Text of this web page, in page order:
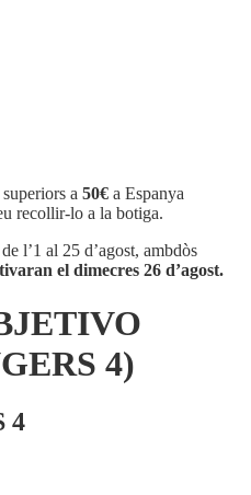
a 50€ a Espanya
recollir-lo a la botiga.
l’1 al 25 d’agost, ambdòs
el dimecres 26 d’agost.
4)
4